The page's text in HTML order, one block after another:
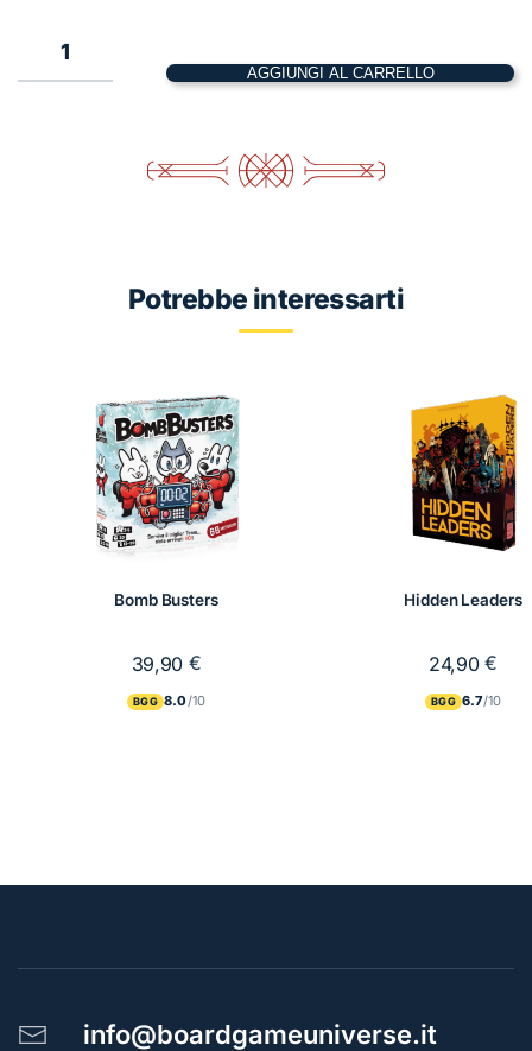
1
HeroQuest
Prima
AGGIUNGI AL CARRELLO
Potrebbe interessarti
Bomb Busters
39,90 €
BGG 8.0
Hidden Leaders
24,90€
BGG 6.7
info@boardgameuniverse.it